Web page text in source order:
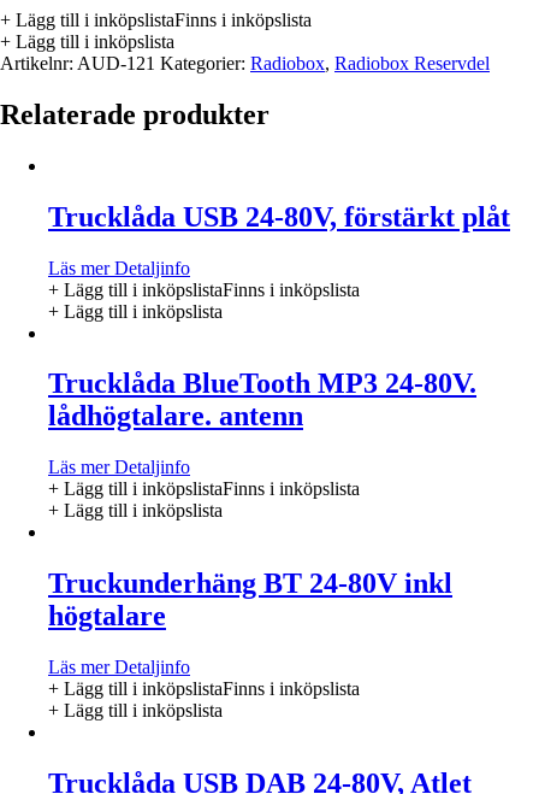
+ Lägg till i inköpslistaFinns i inköpslista
+ Lägg till i inköpslista
Artikelnr: AUD-121 Kategorier: Radiobox, Radiobox Reservdel
Relaterade produkter
Trucklåda USB 24-80V, förstärkt plåt
Läs merDetaljinfo
+ Lägg till i inköpslistaFinns i inköpslista
+ Lägg till i inköpslista
Trucklåda BlueTooth MP3 24-80V.
lådhögtalare. antenn
Läs merDetaljinfo
+ Lägg till i inköpslistaFinns i inköpslista
+ Lägg till i inköpslista
Truckunderhäng BT 24-80V inkl
högtalare
Läs merDetaljinfo
+ Lägg till i inköpslistaFinns i inköpslista
+ Lägg till i inköpslista
Trucklåda USB DAB 24-80V, Atlet